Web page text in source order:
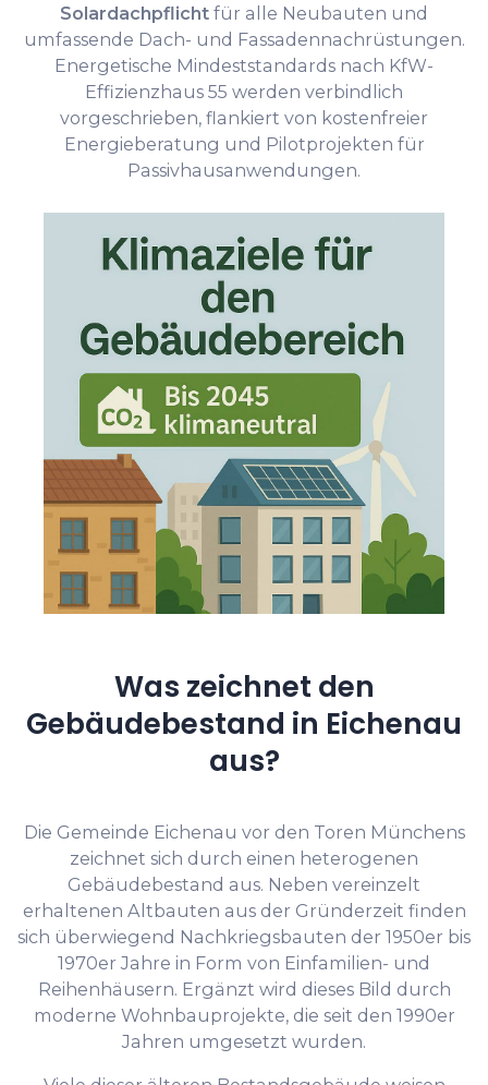
Solardachpflicht für alle Neubauten und
umfassende Dach- und Fassadennachrüstungen.
Energetische Mindeststandards nach KfW-
Effizienzhaus 55 werden verbindlich
vorgeschrieben, flankiert von kostenfreier
Energieberatung und Pilotprojekten für
Passivhausanwendungen.
Was zeichnet den
Gebäudebestand in Eichenau
aus?
Die Gemeinde Eichenau vor den Toren Münchens
zeichnet sich durch einen heterogenen
Gebäudebestand aus. Neben vereinzelt
erhaltenen Altbauten aus der Gründerzeit finden
sich überwiegend Nachkriegsbauten der 1950er bis
1970er Jahre in Form von Einfamilien- und
Reihenhäusern. Ergänzt wird dieses Bild durch
moderne Wohnbauprojekte, die seit den 1990er
Jahren umgesetzt wurden.